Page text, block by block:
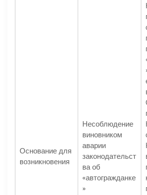
Основание для
возникновения
Несоблюдение
виновником
аварии
законодательст
ва об
«автогражданке
»